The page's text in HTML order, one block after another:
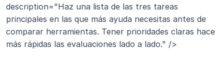
description="Haz una lista de las tres tareas
principales en las que más ayuda necesitas antes de
comparar herramientas. Tener prioridades claras hace
más rápidas las evaluaciones lado a lado." />